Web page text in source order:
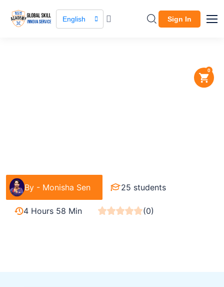
English Sign In
0
By - Monisha Sen 25 students
4 Hours 58 Min (0)